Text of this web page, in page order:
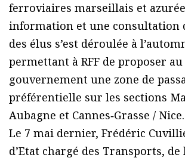
ferroviaires marseillais et
information et une consultation
des élus s’est déroulée à
permettant à RFF de proposer au
gouvernement une zone de
préférentielle sur les sections
Aubagne et Cannes‐Grasse / Nice.
Le 7 mai dernier, Frédéric
d’Etat chargé des Transports,